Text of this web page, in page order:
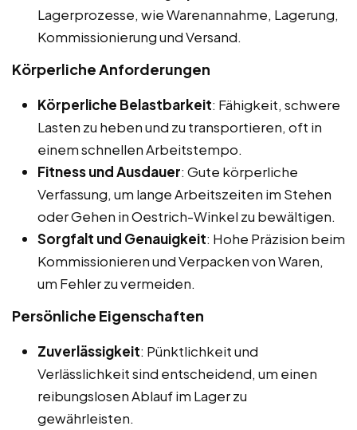
Lagerprozesse, wie Warenannahme, Lagerung,
Kommissionierung und Versand.
Körperliche Anforderungen
Körperliche Belastbarkeit: Fähigkeit, schwere
Lasten zu heben und zu transportieren, oft in
einem schnellen Arbeitstempo.
Fitness und Ausdauer: Gute körperliche
Verfassung, um lange Arbeitszeiten im Stehen
oder Gehen in Oestrich-Winkel zu bewältigen.
Sorgfalt und Genauigkeit: Hohe Präzision beim
Kommissionieren und Verpacken von Waren,
um Fehler zu vermeiden.
Persönliche Eigenschaften
Zuverlässigkeit: Pünktlichkeit und
Verlässlichkeit sind entscheidend, um einen
reibungslosen Ablauf im Lager zu
gewährleisten.